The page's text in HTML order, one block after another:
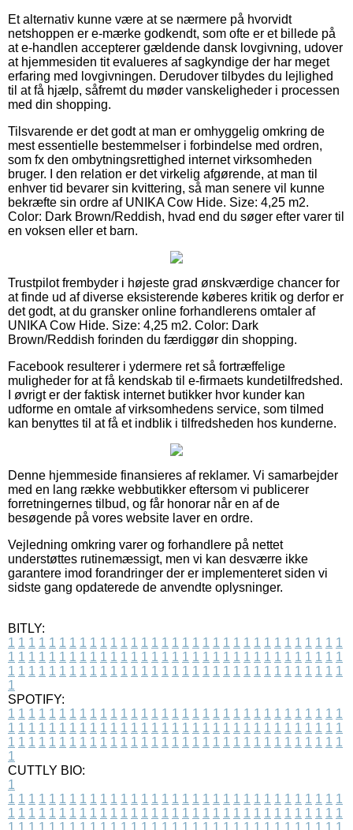
Et alternativ kunne være at se nærmere på hvorvidt
netshoppen er e-mærke godkendt, som ofte er et billede på
at e-handlen accepterer gældende dansk lovgivning, udover
at hjemmesiden tit evalueres af sagkyndige der har meget
erfaring med lovgivningen. Derudover tilbydes du lejlighed
til at få hjælp, såfremt du møder vanskeligheder i processen
med din shopping.
Tilsvarende er det godt at man er omhyggelig omkring de
mest essentielle bestemmelser i forbindelse med ordren,
som fx den ombytningsrettighed internet virksomheden
bruger. I den relation er det virkelig afgørende, at man til
enhver tid bevarer sin kvittering, så man senere vil kunne
bekræfte sin ordre af UNIKA Cow Hide. Size: 4,25 m2.
Color: Dark Brown/Reddish, hvad end du søger efter varer til
en voksen eller et barn.
Trustpilot frembyder i højeste grad ønskværdige chancer for
at finde ud af diverse eksisterende køberes kritik og derfor er
det godt, at du gransker online forhandlerens omtaler af
UNIKA Cow Hide. Size: 4,25 m2. Color: Dark
Brown/Reddish forinden du færdiggør din shopping.
Facebook resulterer i ydermere ret så fortræffelige
muligheder for at få kendskab til e-firmaets kundetilfredshed.
I øvrigt er der faktisk internet butikker hvor kunder kan
udforme en omtale af virksomhedens service, som tilmed
kan benyttes til at få et indblik i tilfredsheden hos kunderne.
Denne hjemmeside finansieres af reklamer. Vi samarbejder
med en lang række webbutikker eftersom vi publicerer
forretningernes tilbud, og får honorar når en af de
besøgende på vores website laver en ordre.
Vejledning omkring varer og forhandlere på nettet
understøttes rutinemæssigt, men vi kan desværre ikke
garantere imod forandringer der er implementeret siden vi
sidste gang opdaterede de anvendte oplysninger.
BITLY:
1 1 1 1 1 1 1 1 1 1 1 1 1 1 1 1 1 1 1 1 1 1 1 1 1 1 1 1 1 1 1 1 1
1 1 1 1 1 1 1 1 1 1 1 1 1 1 1 1 1 1 1 1 1 1 1 1 1 1 1 1 1 1 1 1 1
1 1 1 1 1 1 1 1 1 1 1 1 1 1 1 1 1 1 1 1 1 1 1 1 1 1 1 1 1 1 1 1 1
1
SPOTIFY:
1 1 1 1 1 1 1 1 1 1 1 1 1 1 1 1 1 1 1 1 1 1 1 1 1 1 1 1 1 1 1 1 1
1 1 1 1 1 1 1 1 1 1 1 1 1 1 1 1 1 1 1 1 1 1 1 1 1 1 1 1 1 1 1 1 1
1 1 1 1 1 1 1 1 1 1 1 1 1 1 1 1 1 1 1 1 1 1 1 1 1 1 1 1 1 1 1 1 1
1
CUTTLY BIO:
1
1 1 1 1 1 1 1 1 1 1 1 1 1 1 1 1 1 1 1 1 1 1 1 1 1 1 1 1 1 1 1 1 1
1 1 1 1 1 1 1 1 1 1 1 1 1 1 1 1 1 1 1 1 1 1 1 1 1 1 1 1 1 1 1 1 1
1 1 1 1 1 1 1 1 1 1 1 1 1 1 1 1 1 1 1 1 1 1 1 1 1 1 1 1 1 1 1 1 1